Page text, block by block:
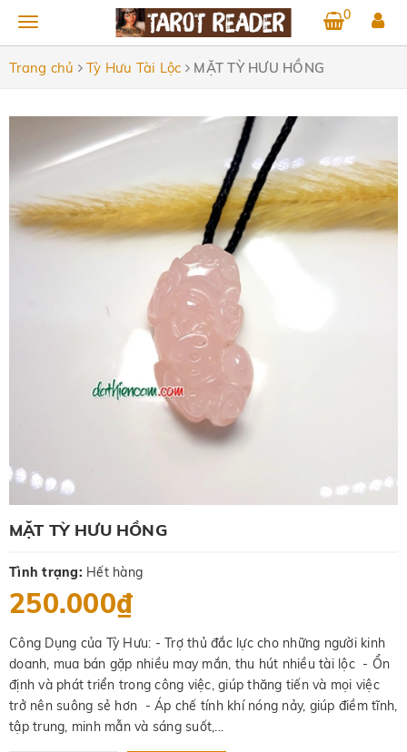
0
Trang chủ Tỳ Hưu Tài Lộc MẶT TỲ HƯU HỒNG
MẶT TỲ HƯU HỒNG
Tình trạng: Hết hàng
250.000₫
Công Dụng của Tỳ Hưu: - Trợ thủ đắc lực cho những người kinh
doanh, mua bán gặp nhiều may mắn, thu hút nhiều tài lộc - Ổn
định và phát triển trong công việc, giúp thăng tiến và mọi việc
trở nên suông sẻ hơn - Áp chế tính khí nóng nảy, giúp điềm tĩnh,
tập trung, minh mẫn và sáng suốt,...